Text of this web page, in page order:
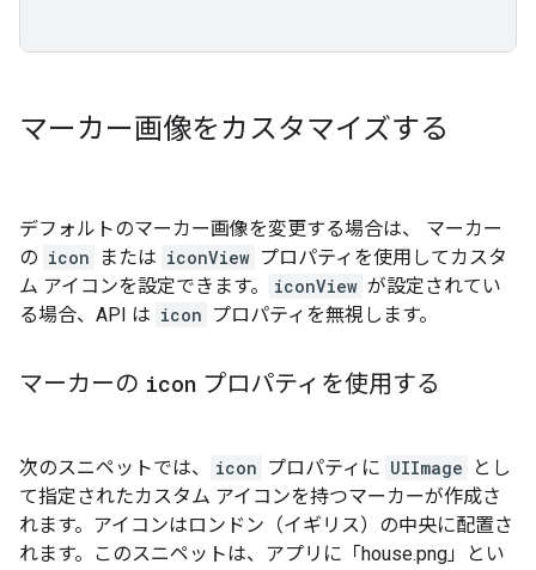
マーカー画像をカスタマイズする
デフォルトのマーカー画像を変更する場合は、 マーカー
の icon または iconView プロパティを使用してカスタ
ム アイコンを設定できます。
iconView が設定されてい
る場合、API は icon プロパティを無視します。
マーカーの icon プロパティを使用する
次のスニペットでは、 icon プロパティに UIImage
とし
て指定されたカスタム アイコンを持つマーカーが作成さ
れます。アイコンはロンドン（イギリス）の中央に配置さ
れます。このスニペットは、アプリに「house.png」とい